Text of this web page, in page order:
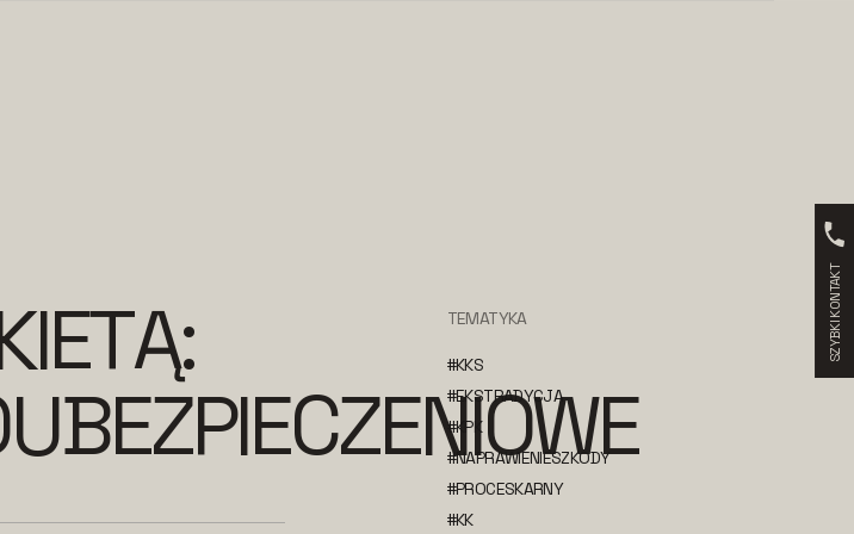
TEMATYKA
#KKS
#EKSTRADYCJA
#KPK
#NAPRAWIENIESZKODY
#PROCESKARNY
#KK
SZYBKI KONTAKT